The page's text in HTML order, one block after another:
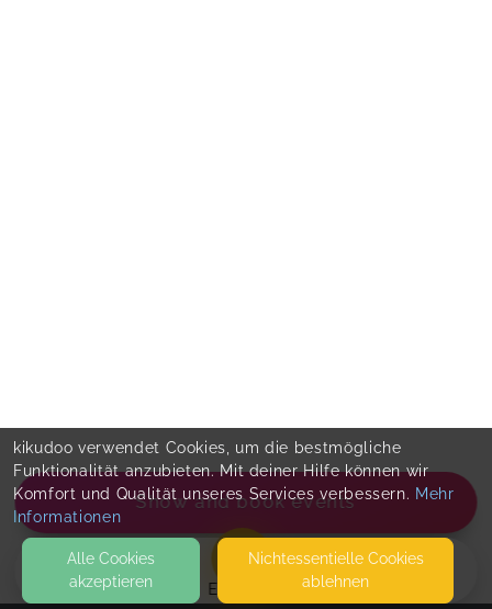
EVENTS
Show and book events
kikudoo verwendet Cookies, um die bestmögliche
Funktionalität anzubieten. Mit deiner Hilfe können wir
Komfort und Qualität unseres Services verbessern. Mehr
Informationen
Alle Cookies
akzeptieren
Nicht­essentielle Cookies
ablehnen